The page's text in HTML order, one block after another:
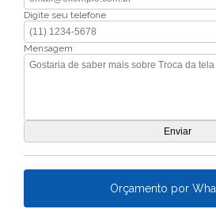
Digite seu telefone
Mensagem
Orçamento por